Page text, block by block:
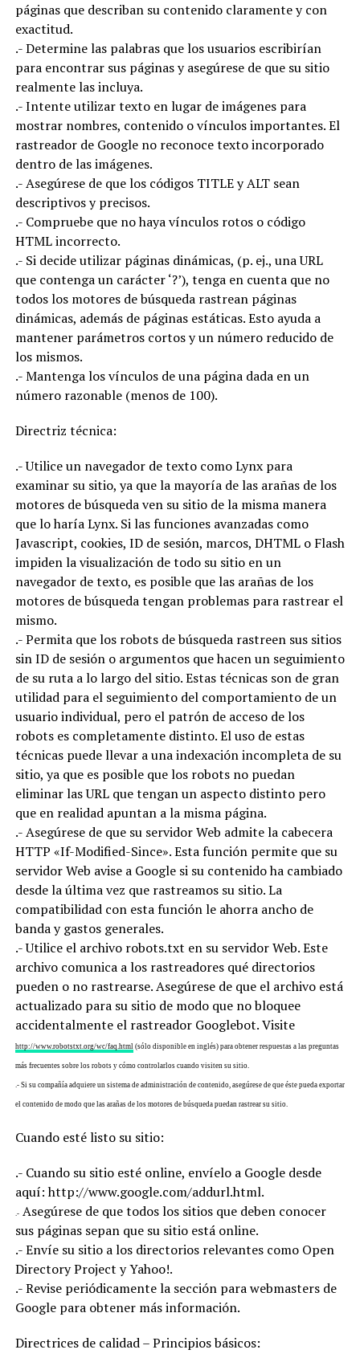
páginas que describan su contenido claramente y con
exactitud.
.- Determine las palabras que los usuarios escribirían
para encontrar sus páginas y asegúrese de que su sitio
realmente las incluya.
.- Intente utilizar texto en lugar de imágenes para
mostrar nombres, contenido o vínculos importantes. El
rastreador de Google no reconoce texto incorporado
dentro de las imágenes.
.- Asegúrese de que los códigos TITLE y ALT sean
descriptivos y precisos.
.- Compruebe que no haya vínculos rotos o código
HTML incorrecto.
.- Si decide utilizar páginas dinámicas, (p. ej., una URL
que contenga un carácter ‘?’), tenga en cuenta que no
todos los motores de búsqueda rastrean páginas
dinámicas, además de páginas estáticas. Esto ayuda a
mantener parámetros cortos y un número reducido de
los mismos.
.- Mantenga los vínculos de una página dada en un
número razonable (menos de 100).
Directriz técnica:
.- Utilice un navegador de texto como Lynx para
examinar su sitio, ya que la mayoría de las arañas de los
motores de búsqueda ven su sitio de la misma manera
que lo haría Lynx. Si las funciones avanzadas como
Javascript, cookies, ID de sesión, marcos, DHTML o Flash
impiden la visualización de todo su sitio en un
navegador de texto, es posible que las arañas de los
motores de búsqueda tengan problemas para rastrear el
mismo.
.- Permita que los robots de búsqueda rastreen sus sitios
sin ID de sesión o argumentos que hacen un seguimiento
de su ruta a lo largo del sitio. Estas técnicas son de gran
utilidad para el seguimiento del comportamiento de un
usuario individual, pero el patrón de acceso de los
robots es completamente distinto. El uso de estas
técnicas puede llevar a una indexación incompleta de su
sitio, ya que es posible que los robots no puedan
eliminar las URL que tengan un aspecto distinto pero
que en realidad apuntan a la misma página.
.- Asegúrese de que su servidor Web admite la cabecera
HTTP «If-Modified-Since». Esta función permite que su
servidor Web avise a Google si su contenido ha cambiado
desde la última vez que rastreamos su sitio. La
compatibilidad con esta función le ahorra ancho de
banda y gastos generales.
.- Utilice el archivo robots.txt en su servidor Web. Este
archivo comunica a los rastreadores qué directorios
pueden o no rastrearse. Asegúrese de que el archivo está
actualizado para su sitio de modo que no bloquee
accidentalmente el rastreador Googlebot. Visite
http://www.robotstxt.org/wc/faq.html(sólo disponible en inglés) para obtener respuestas a las preguntas
más frecuentes sobre los robots y cómo controlarlos cuando visiten su sitio.
.- Si su compañía adquiere un sistema de administración de contenido, asegúrese de que éste pueda exportar
el contenido de modo que las arañas de los motores de búsqueda puedan rastrear su sitio.
Cuando esté listo su sitio:
.- Cuando su sitio esté online, envíelo a Google desde
aquí: http://www.google.com/addurl.html.
.-Asegúrese de que todos los sitios que deben conocer
sus páginas sepan que su sitio está online.
.- Envíe su sitio a los directorios relevantes como Open
Directory Project y Yahoo!.
.- Revise periódicamente la sección para webmasters de
Google para obtener más información.
Directrices de calidad – Principios básicos: